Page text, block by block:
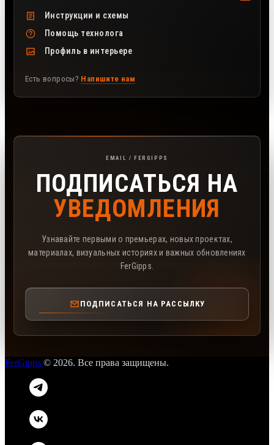
Инструкции и схемы
Помощь технолога
Профиль в интерьере
Есть вопросы? Напишите нам
Подписка на рассылку FerGipps
EMAIL / FERGIPPS
ПОДПИСАТЬСЯ НА
УВЕДОМЛЕНИЯ
Узнавайте первыми о премьерах, новых проектах,
материалах, визуальных историях и важных обновлениях
FerGipps.
ПОДПИСАТЬСЯ НА РАССЫЛКУ
FerGipps © 2026. Все права защищены.